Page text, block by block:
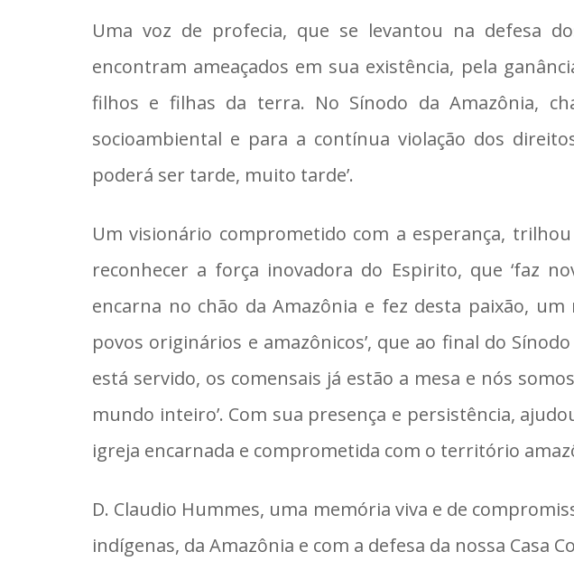
Uma voz de profecia, que se levantou na defesa
encontram ameaçados em sua existência, pela
filhos e filhas da terra. No Sínodo da Amazônia,
socioambiental e para a contínua violação dos
poderá ser tarde, muito tarde’.
Um visionário comprometido com a esperança,
reconhecer a força inovadora do Espirito, que ‘faz
encarna no chão da Amazônia e fez desta paixão,
povos originários e amazônicos’, que ao final do
está servido, os comensais já estão a mesa e nós
mundo inteiro’. Com sua presença e persistência,
igreja encarnada e comprometida com o território
D. Claudio Hummes, uma memória viva e de
indígenas, da Amazônia e com a defesa da nossa Casa